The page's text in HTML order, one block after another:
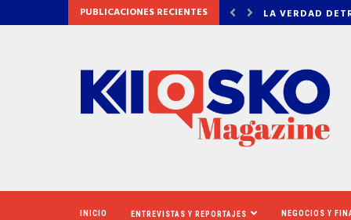
PUBLICACIONES RECIENTES
DE OZEMPIC NEWSOM
INICIO ENTREVISTAS Y REPORTAJES NEGOCIOS Y